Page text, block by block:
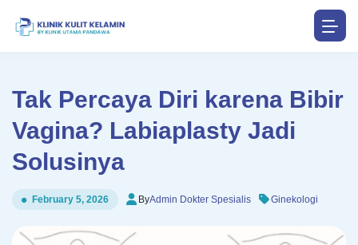
Tak Percaya Diri karena Bibir
Vagina? Labiaplasty Jadi
Solusinya
February 5, 2026 ByAdmin Dokter Spesialis Ginekologi